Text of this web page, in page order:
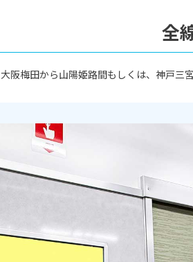
全
大阪梅田から山陽姫路間もしくは、神戸三